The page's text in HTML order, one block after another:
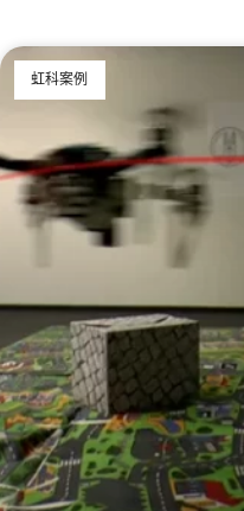
虹科案例